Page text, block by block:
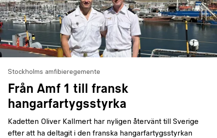
Stockholms amfibieregemente
Från Amf 1 till fransk
hangarfartygsstyrka
Kadetten Oliver Kallmert har nyligen återvänt till Sverige
efter att ha deltagit i den franska hangarfartygsstyrkan